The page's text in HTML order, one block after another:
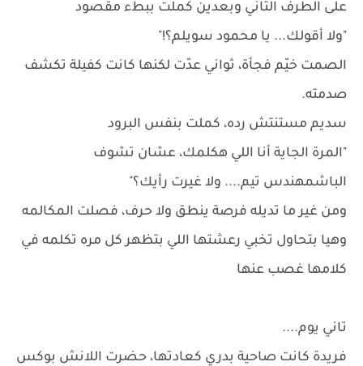
على الطرف التاني وبعدين كملت ببطء مقصود
"ولا أقولك... يا محمود سويلم؟!"
الصمت خيّم فجأة، ثواني عدّت لكنها كانت كفيلة تكشف
صدمته.
سديم مستنتش رده، كملت بنفس البرود
"المرة الجاية أنا اللي هكلمك، عشان تشوف
الباشمهندس تيم.... ولا غيرت رأيك؟"
ومن غير ما تديله فرصة ينطق ولا حرف، فصلت المكالمه
وهيا بتحاول تخبي رعشتها اللي بتظهر كل مره تكلمه في
كلامها غصب عنها
تاني يوم....
فريدة كانت صاحية بدري كعادتها، حضرت اللانش بوكس